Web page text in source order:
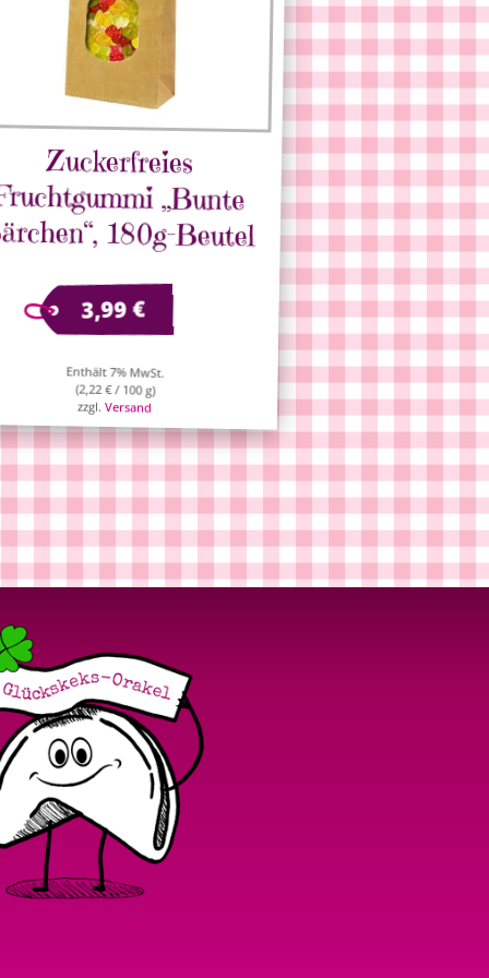
Zuckerfreies
Fruchtgummi „Bunte
180g-Beutel
3,99€
Enthält 7% MwSt.
(2,22€/ 100 g)
zzgl.Versand